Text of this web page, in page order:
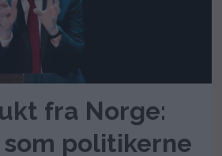
fra Norge:
politikerne